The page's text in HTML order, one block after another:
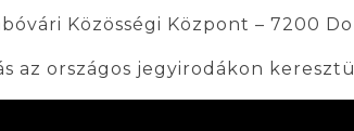
Közösségi Központ – 7200
az országos jegyirodákon